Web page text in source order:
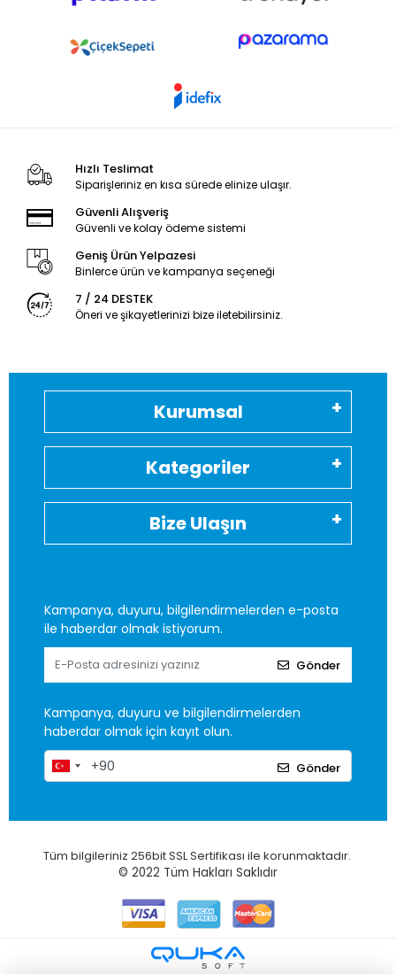
Hızlı Teslimat
Siparişleriniz en kısa sürede elinize ulaşır.
Güvenli Alışveriş
Güvenli ve kolay ödeme sistemi
Geniş Ürün Yelpazesi
Binlerce ürün ve kampanya seçeneği
7 / 24 DESTEK
Öneri ve şikayetlerinizi bize iletebilirsiniz.
Kurumsal
Kategoriler
Bize Ulaşın
Kampanya, duyuru, bilgilendirmelerden e-posta
ile haberdar olmak istiyorum.
Gönder
Kampanya, duyuru ve bilgilendirmelerden
haberdar olmak için kayıt olun.
Gönder
Tüm bilgileriniz 256bit SSL Sertifikası ile korunmaktadır.
© 2022 Tüm Hakları Saklıdır